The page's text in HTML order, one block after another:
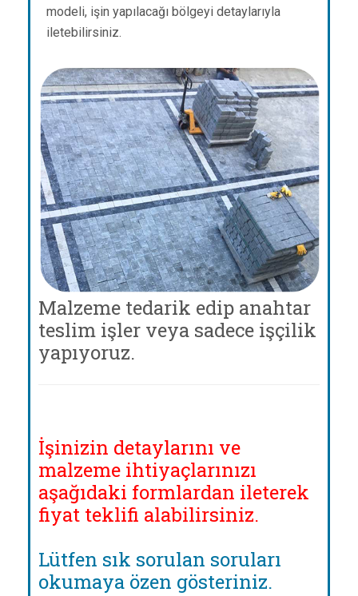
modeli, işin yapılacağı bölgeyi detaylarıyla
iletebilirsiniz.
Malzeme tedarik edip anahtar
teslim işler veya sadece işçilik
yapıyoruz.
İşinizin detaylarını ve
malzeme ihtiyaçlarınızı
aşağıdaki formlardan ileterek
fiyat teklifi alabilirsiniz.
Lütfen sık sorulan soruları
okumaya özen gösteriniz.